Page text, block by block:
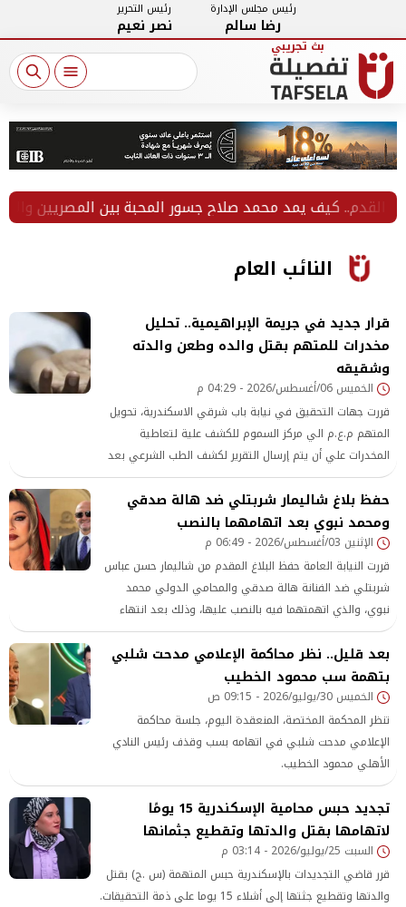
رئيس مجلس الإدارة
رضا سالم
رئيس التحرير
نصر نعيم
كيف يمد محمد صلاح جسور المحبة بين المصريين والأتراك؟
النائب العام
قرار جديد في جريمة الإبراهيمية.. تحليل
مخدرات للمتهم بقتل والده وطعن والدته
وشقيقه
الخميس 06/أغسطس/2026 - 04:29 م
قررت جهات التحقيق في نيابة باب شرقي الاسكندرية، تحويل
المتهم م.ع.م الي مركز السموم للكشف علية لتعاطية
المخدرات علي أن يتم إرسال التقرير لكشف الطب الشرعي بعد
أخذ العينات اللازمة، وكانت أمرت بحبسه 4 أيام علي ذمة
التحقيقات، لاتهامة بقتل والده والشروع في قتل أمه وشقيقه
داخل مسكنهم بمنطقة الإبراهيمية، علي أن يجدد له في
الميعاد.
حفظ بلاغ شاليمار شربتلي ضد هالة صدقي
ومحمد نبوي بعد اتهامهما بالنصب
الإثنين 03/أغسطس/2026 - 06:49 م
قررت النيابة العامة حفظ البلاغ المقدم من شاليمار حسن عباس
شربتلي ضد الفنانة هالة صدقي والمحامي الدولي محمد
نبوي، والذي اتهمتهما فيه بالنصب عليها، وذلك بعد انتهاء
التحقيقات وثبوت عدم صحة الاتهامات، واستبعاد شبهة الجريمة
بعد قليل.. نظر محاكمة الإعلامي مدحت شلبي
بتهمة سب محمود الخطيب
الخميس 30/يوليو/2026 - 09:15 ص
تنظر المحكمة المختصة، المنعقدة اليوم، جلسة محاكمة
الإعلامي مدحت شلبي في اتهامه بسب وقذف رئيس النادي
الأهلي محمود الخطيب.
تجديد حبس محامية الإسكندرية 15 يومًا
لاتهامها بقتل والدتها وتقطيع جثمانها
السبت 25/يوليو/2026 - 03:14 م
قرر قاضي التجديدات بالإسكندرية حبس المتهمة (س .ج) بقتل
والدتها وتقطيع جثتها إلى أشلاء 15 يوما على ذمة التحقيقات.